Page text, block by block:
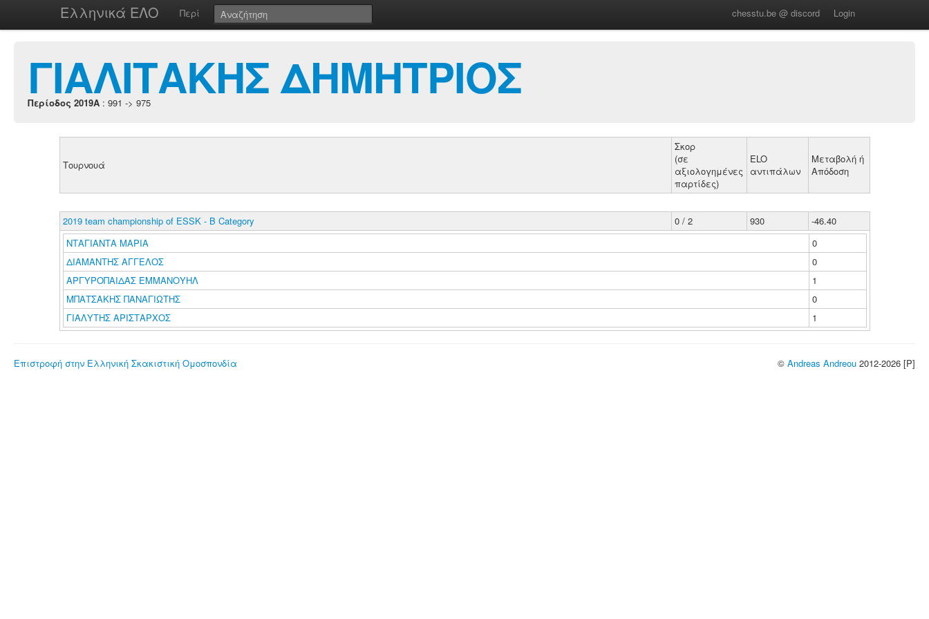
Ελληνικά ΕΛΟ Περί chesstu.be @ discord Login
ΓΙΑΛΙΤΑΚΗΣ ΔΗΜΗΤΡΙΟΣ
Περίοδος 2019A : 991 -> 975
Τουρνουά
Σκορ
(σε
αξιολογημένες
παρτίδες)
ELO
αντιπάλων
Μεταβολή ή
Απόδοση
2019 team championship of ESSK - B Category 0 / 2 930
-46.40
ΝΤΑΓΙΑΝΤΑ ΜΑΡΙΑ
0
ΔΙΑΜΑΝΤΗΣ ΑΓΓΕΛΟΣ
0
ΑΡΓΥΡΟΠΑΙΔΑΣ ΕΜΜΑΝΟΥΗΛ
1
ΜΠΑΤΣΑΚΗΣ ΠΑΝΑΓΙΩΤΗΣ
0
ΓΙΑΛΥΤΗΣ ΑΡΙΣΤΑΡΧΟΣ
1
Επιστροφή στην Ελληνική Σκακιστική Ομοσπονδία © Andreas Andreou 2012-2026 [P]